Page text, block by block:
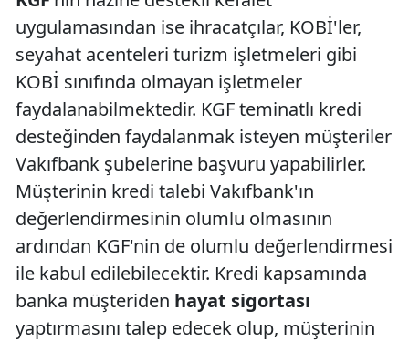
uygulamasından ise ihracatçılar, KOBİ'ler,
seyahat acenteleri turizm işletmeleri gibi
KOBİ sınıfında olmayan işletmeler
faydalanabilmektedir. KGF teminatlı kredi
desteğinden faydalanmak isteyen müşteriler
Vakıfbank şubelerine başvuru yapabilirler.
Müşterinin kredi talebi Vakıfbank'ın
değerlendirmesinin olumlu olmasının
ardından KGF'nin de olumlu değerlendirmesi
ile kabul edilebilecektir. Kredi kapsamında
banka müşteriden hayat sigortası
yaptırmasını talep edecek olup, müşterinin